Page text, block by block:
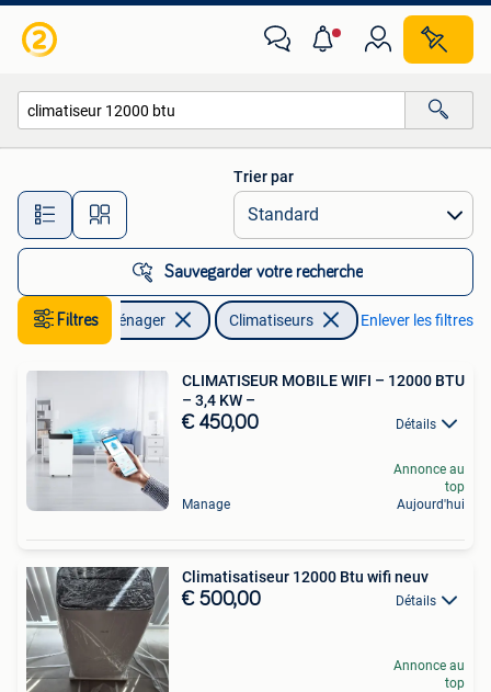
Toutes les distances…
Trier par
Sauvegarder votre recherche
Filtres
Electroménager Climatiseurs Enlever les filtres
CLIMATISEUR MOBILE WIFI – 12000 BTU
– 3,4 KW –
€ 450,00 Détails
Manage
Annonce au
top
Aujourd'hui
Climatisatiseur 12000 Btu wifi neuv
€ 500,00 Détails
Annonce au
top